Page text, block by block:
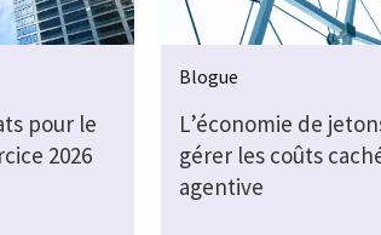
pour le
2026
Blogue
L’économie de
gérer les coûts
agentive